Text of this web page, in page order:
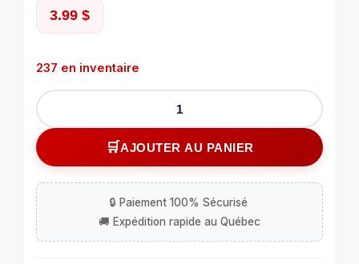
3.99 $
237 en inventaire
quantité
de
Pile
pour
téléphone
sans-
fil
Ni-
AJOUTER AU PANIER